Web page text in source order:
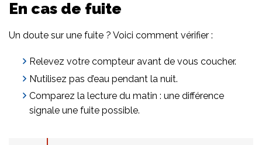
En cas de fuite
Un doute sur une fuite ? Voici comment vérifier :
Relevez votre compteur avant de vous coucher.
N’utilisez pas d’eau pendant la nuit.
Comparez la lecture du matin : une différence
signale une fuite possible.